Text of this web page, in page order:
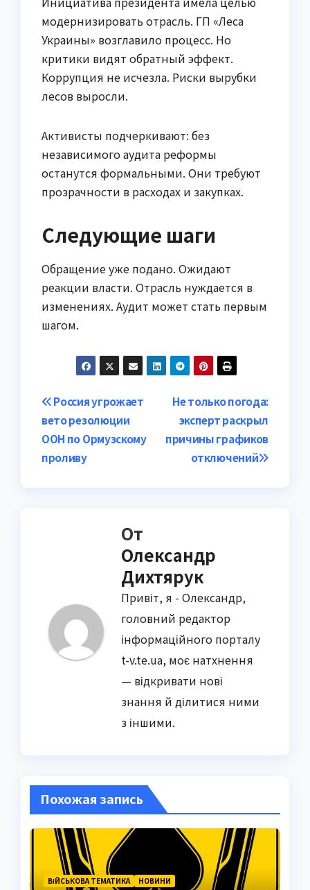
модернизировать отрасль. ГП «Леса
Украины» возглавило процесс. Но
критики видят обратный эффект.
Коррупция не исчезла. Риски вырубки
лесов выросли.
Активисты подчеркивают: без
независимого аудита реформы
останутся формальными. Они требуют
прозрачности в расходах и закупках.
Следующие шаги
Обращение уже подано. Ожидают
реакции власти. Отрасль нуждается в
изменениях. Аудит может стать первым
шагом.
Навигация
по
записям
Не только погода:
эксперт раскрыл
причины графиков
отключений
Россия угрожает
вето резолюции
ООН по Ормузскому
проливу
От
Олександр
Дихтярук
Привіт, я - Олександр,
головний редактор
інформаційного порталу
t-v.te.ua, моє натхнення
— відкривати нові
знання й ділитися ними
з іншими.
Похожая запись
ВІЙСЬКОВА ТЕМАТИКА НОВИНИ